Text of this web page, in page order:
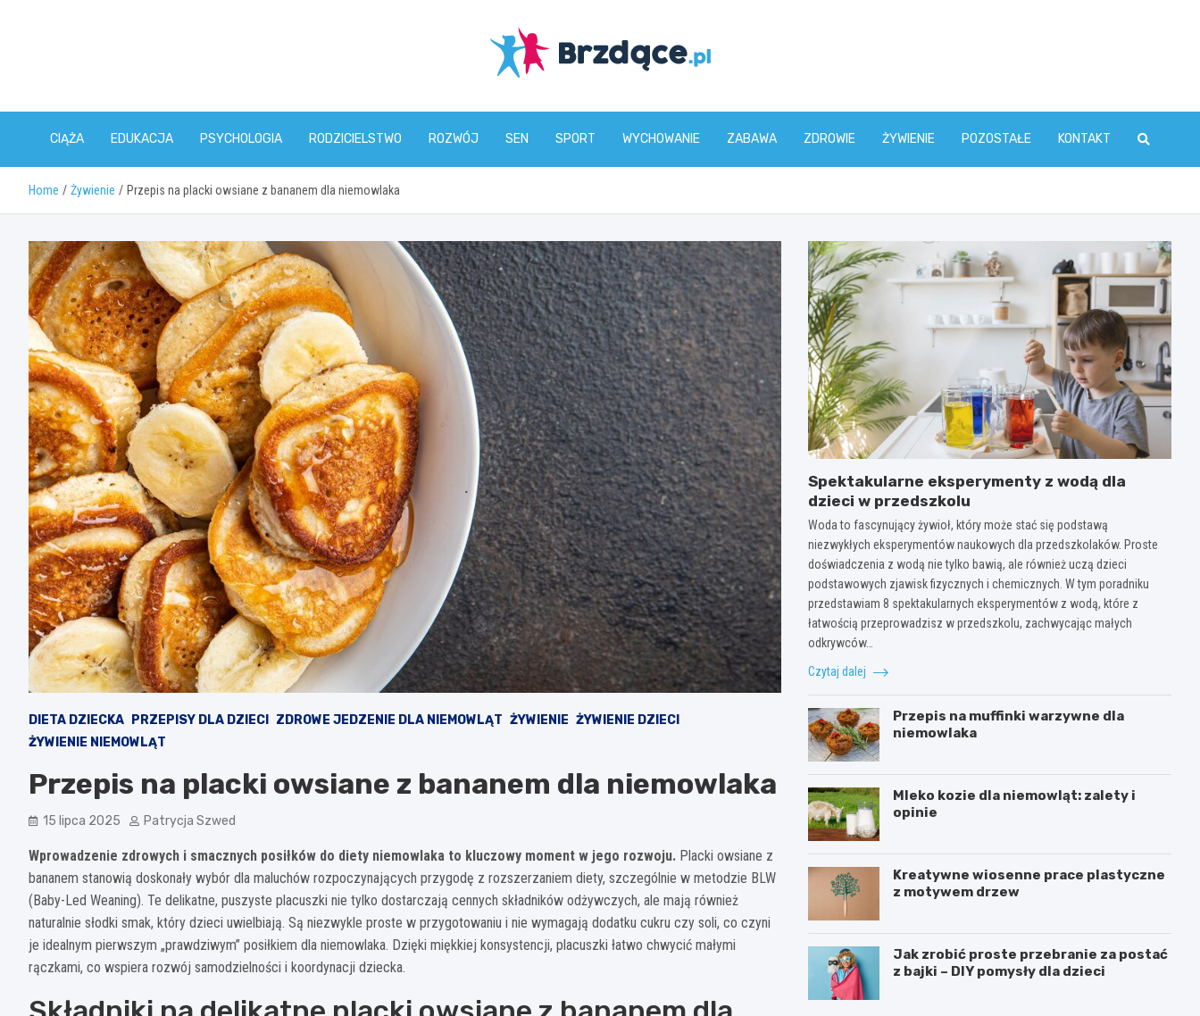
Brzdące.pl
CIĄŻA EDUKACJA PSYCHOLOGIA RODZICIELSTWO ROZWÓJ SEN SPORT WYCHOWANIE ZABAWA ZDROWIE ŻYWIENIE POZOSTAŁE KONTAKT
Home Żywienie Przepis na placki owsiane z bananem dla niemowlaka
DIETA DZIECKA PRZEPISY DLA DZIECI ZDROWE JEDZENIE DLA NIEMOWLĄT ŻYWIENIE ŻYWIENIE DZIECI
ŻYWIENIE NIEMOWLĄT
Przepis na placki owsiane z bananem dla niemowlaka
15 lipca 2025 Patrycja Szwed
Wprowadzenie zdrowych i smacznych posiłków do diety niemowlaka to kluczowy moment w jego rozwoju. Placki owsiane z
bananem stanowią doskonały wybór dla maluchów rozpoczynających przygodę z rozszerzaniem diety, szczególnie w metodzie BLW
(Baby-Led Weaning). Te delikatne, puszyste placuszki nie tylko dostarczają cennych składników odżywczych, ale mają również
naturalnie słodki smak, który dzieci uwielbiają. Są niezwykle proste w przygotowaniu i nie wymagają dodatku cukru czy soli, co czyni
je idealnym pierwszym „prawdziwym” posiłkiem dla niemowlaka. Dzięki miękkiej konsystencji, placuszki łatwo chwycić małymi
rączkami, co wspiera rozwój samodzielności i koordynacji dziecka.
Spektakularne eksperymenty z wodą dla
dzieci w przedszkolu
Woda to fascynujący żywioł, który może stać się podstawą
niezwykłych eksperymentów naukowych dla przedszkolaków. Proste
doświadczenia z wodą nie tylko bawią, ale również uczą dzieci
podstawowych zjawisk fizycznych i chemicznych. W tym poradniku
przedstawiam 8 spektakularnych eksperymentów z wodą, które z
łatwością przeprowadzisz w przedszkolu, zachwycając małych
odkrywców…
Czytaj dalej
Przepis na muffinki warzywne dla
niemowlaka
Mleko kozie dla niemowląt: zalety i
opinie
Kreatywne wiosenne prace plastyczne
z motywem drzew
Jak zrobić proste przebranie za postać
z bajki – DIY pomysły dla dzieci